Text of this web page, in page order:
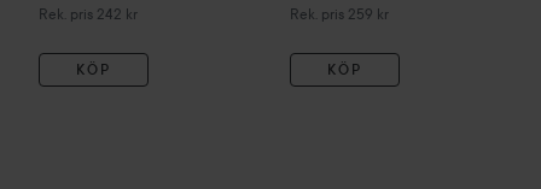
Rek. pris 242 kr
Rekommenderat pris 242 kr
KÖP
Rek. pris 259 kr
Rekommenderat pris 259 kr
KÖP